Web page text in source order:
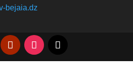
bejaia.dz